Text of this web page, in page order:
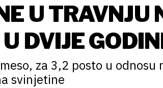
U TRAVNJU
DVIJE
za 3,2 posto u odnosu
svinjetine